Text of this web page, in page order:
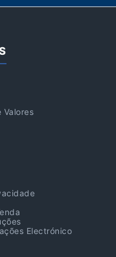
Valores
Electrónico